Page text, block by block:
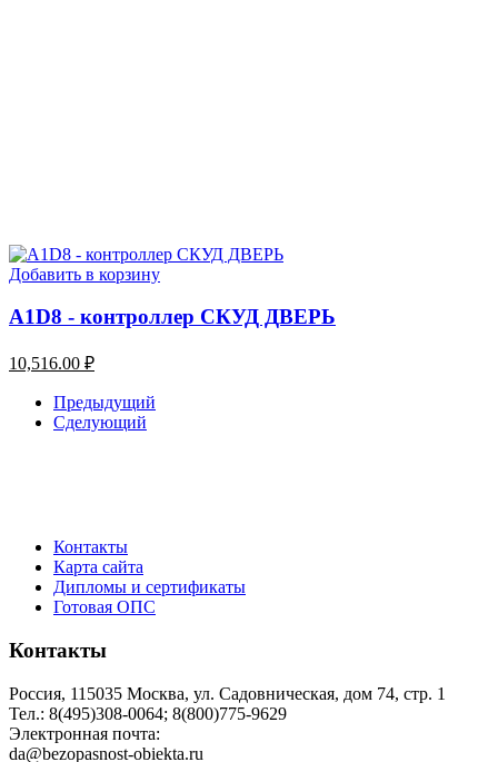
Добавить в корзину
A1D8 - контроллер СКУД ДВЕРЬ
10,516.00 ₽
Предыдущий
Сделующий
Контакты
Карта сайта
Дипломы и сертификаты
Готовая ОПС
Контакты
Россия, 115035 Москва, ул. Садовническая, дом 74, стр. 1
Тел.: 8(495)308-0064; 8(800)775-9629
Электронная почта:
da@bezopasnost-obiekta.ru